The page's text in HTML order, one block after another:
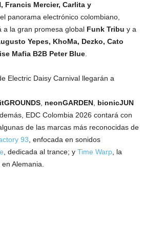
Francis Mercier, Carlita y
panorama electrónico colombiano,
a la gran promesa global Funk Tribu y a
Yepes, KhoMa, Dezko, Cato
Mafia B2B Peter Blue
Electric Daisy Carnival llegarán a
neonGARDEN bionicJUN
EDC Colombia 2026 contará con
de las marcas más reconocidas de
93 , enfocada en sonidos
, dedicada al trance; y Time Warp , la
Alemania.